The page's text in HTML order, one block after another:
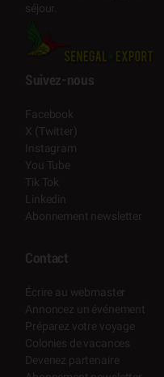
séjour.
Suivez-nous
Facebook
X (Twitter)
Instagram
You Tube
Tik Tok
Linkedin
Abonnement newsletter
Contact
Écrire au webmaster
Annoncez un événement
Préparez votre voyage
Colonies de vacances
Devenez partenaire